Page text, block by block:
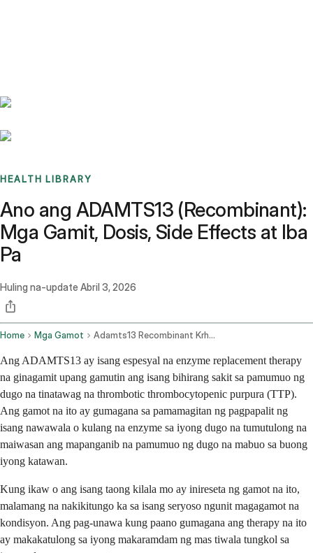
HEALTH LIBRARY
Ano ang ADAMTS13 (Recombinant):
Mga Gamit, Dosis, Side Effects at Iba
Pa
Huling na-update Abril 3, 2026
Home Mga Gamot Adamts13 Recombinant Krhn Intravenous Route
Ang ADAMTS13 ay isang espesyal na enzyme replacement therapy
na ginagamit upang gamutin ang isang bihirang sakit sa pamumuo ng
dugo na tinatawag na thrombotic thrombocytopenic purpura (TTP).
Ang gamot na ito ay gumagana sa pamamagitan ng pagpapalit ng
isang nawawala o kulang na enzyme sa iyong dugo na tumutulong na
maiwasan ang mapanganib na pamumuo ng dugo na mabuo sa buong
iyong katawan.
Kung ikaw o ang isang taong kilala mo ay inireseta ng gamot na ito,
malamang na nakikitungo ka sa isang seryoso ngunit magagamot na
kondisyon. Ang pag-unawa kung paano gumagana ang therapy na ito
ay makakatulong sa iyong makaramdam ng mas tiwala tungkol sa